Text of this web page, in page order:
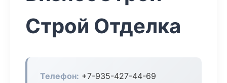
Строй Отделка
Телефон: +7-935-427-44-69